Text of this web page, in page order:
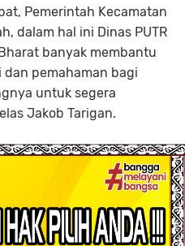
Pemerintah Kecamatan
dalam hal ini Dinas PUTR
banyak membantu
dan pemahaman bagi
untuk segera
Jakob Tarigan.